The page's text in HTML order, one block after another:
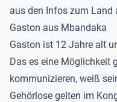
aus den Infos zum Land
Gaston aus Mbandaka
Gaston ist 12 Jahre alt
Das es eine Möglichkeit
kommunizieren, weiß
Gehörlose gelten im